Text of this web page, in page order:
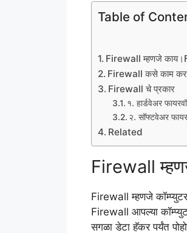
Table of
Firewall म्हणजे
Firewall कसे काम
Firewall चे प्रकार
१. हार्डवेअर
२. सॉफ्टवेअर
Related
Firewall
Firewall म्हणजे
Firewall आपल्या
सगळा डेटा हॅकर पर्यंत